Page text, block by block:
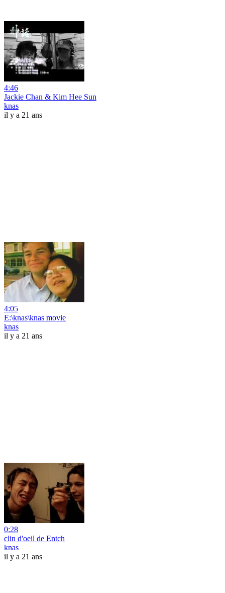
4:46
Jackie Chan & Kim Hee Sun
knas
il y a 21 ans
4:05
E:\knas\knas movie
knas
il y a 21 ans
0:28
clin d'oeil de Entch
knas
il y a 21 ans